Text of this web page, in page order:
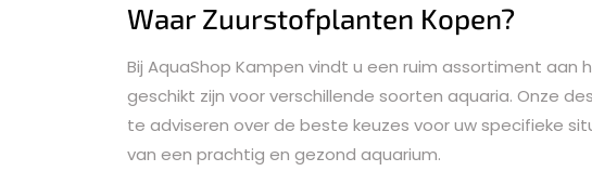
Waar Zuurstofplanten Kopen?
Bij AquaShop Kampen vindt u een ruim assortiment
geschikt zijn voor verschillende soorten aquaria. Onze
te adviseren over de beste keuzes voor uw specifieke
van een prachtig en gezond aquarium.